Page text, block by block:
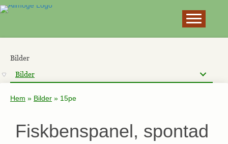
Bilder
Bilder
Hem » Bilder » 15pe
Fiskbenspanel, spontad